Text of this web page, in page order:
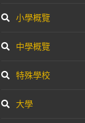
小學概覽
中學概覽
特殊學校
大學